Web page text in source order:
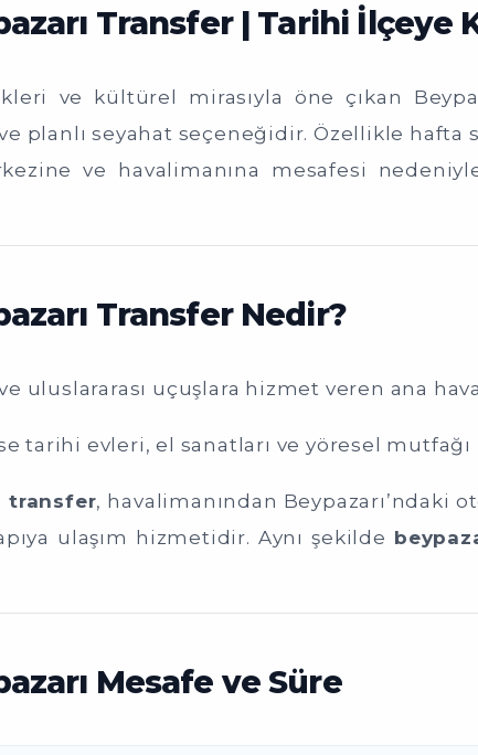
Transfer | Tarihi İlçeye
ve kültürel mirasıyla öne çıkan
planlı seyahat seçeneğidir. Özellikle
ve havalimanına mesafesi
Transfer Nedir?
uluslararası uçuşlara hizmet veren ana
tarihi evleri, el sanatları ve yöresel
transfer, havalimanından Beypazarı’ndaki
ulaşım hizmetidir. Aynı şekilde
Mesafe ve Süre